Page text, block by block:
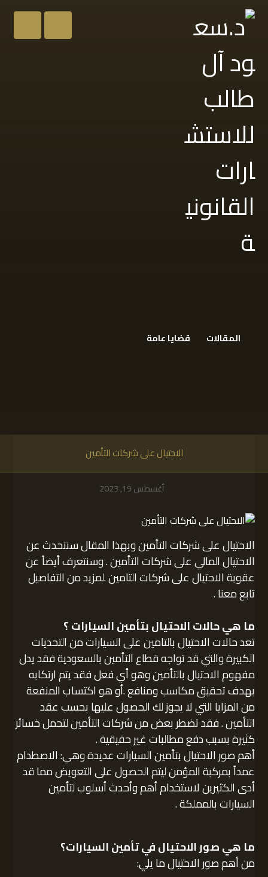
المقالات قضايا عامة
الاحتيال على شركات التأمين
أغسطس 19, 2023
الاحتيال على شركات التأمين وبهذا المقال سنتحدث عن
الاحتيال المالي على شركات التأمين . وسنتعرف أيضاً عن
عقوبة الاحتيال على شركات التامين .لمزيد من التفاصيل
تابع معنا .
ما هي حالات الاحتيال بتأمين السيارات ؟
تعد حالات الاحتيال بالتامين على السيارات من التحديات
الكبيرة والتي قد تواجه قطاع التأمين بالسعودية فقد يدل
مفهوم الاحتيال بالتأمين وهو أي فعل فقد يتم ارتكابه
بهدف تحقيق مكاسب ومنافع .أو هو اكتساب المنفعة
من المزايا التي لا يجوز لك الحصول عليها بحسب عقد
التأمين . فقد تضطر بعض من شركات التأمين لتحمل خسائر
كثيرة بسبب دفع مطالبات غير حقيقية .
أهم صور الاحتيال بتأمين السيارات عديدة وهي: الاصطدام
عمداً بمركبة المؤمن ليتم الحصول على التعويض مما قد
أدى الكثيرين لاستخدام أهم وأحدث أسلوب لتأمين
السيارات بالمملكة .
ما هي صور الاحتيال في تأمين السيارات؟
من أهم صور الاحتيال ما يلي: